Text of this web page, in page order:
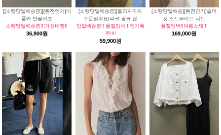
[[소량당일배송중]][완전인기]빅
폴카 반팔셔츠
소량당일배송중!!!가성비짱!!
36,900원
[소량당일배송중][올리자마자
주문많아요]피크 핑크 탑
당일배송중!! 품절임박!!!인기폭
주!!!!
59,900원
[소량당일배송][완전인기]숄더
컷 스트라이프 니트
품절임박!!여름소재!!!
169,000원